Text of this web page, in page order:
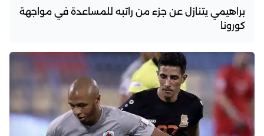
براهيمي يتنازل عن جزء من راتبه للمساعدة في مواجهة
كورونا